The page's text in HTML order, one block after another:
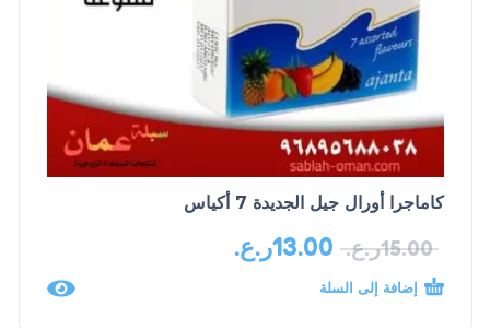
كاماجرا أورال جيل الجديدة 7 أكياس
15.00ر.ع. 13.00ر.ع.
إضافة إلى السلة